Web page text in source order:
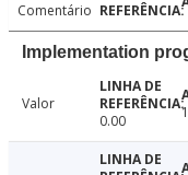
Comentário
Implementation
Valor
0.00